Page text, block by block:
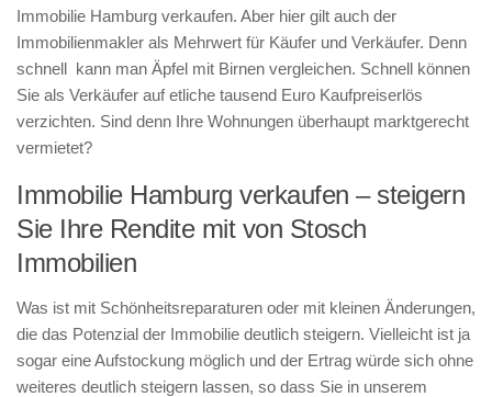
Immobilie Hamburg verkaufen. Aber hier gilt auch der
Immobilienmakler als Mehrwert für Käufer und Verkäufer. Denn
schnell kann man Äpfel mit Birnen vergleichen. Schnell können
Sie als Verkäufer auf etliche tausend Euro Kaufpreiserlös
verzichten. Sind denn Ihre Wohnungen überhaupt marktgerecht
vermietet?
Immobilie Hamburg verkaufen – steigern
Sie Ihre Rendite mit von Stosch
Immobilien
Was ist mit Schönheitsreparaturen oder mit kleinen Änderungen,
die das Potenzial der Immobilie deutlich steigern. Vielleicht ist ja
sogar eine Aufstockung möglich und der Ertrag würde sich ohne
weiteres deutlich steigern lassen, so dass Sie in unserem